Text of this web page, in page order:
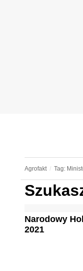
Agrofakt Tag:
Narodowy
2021